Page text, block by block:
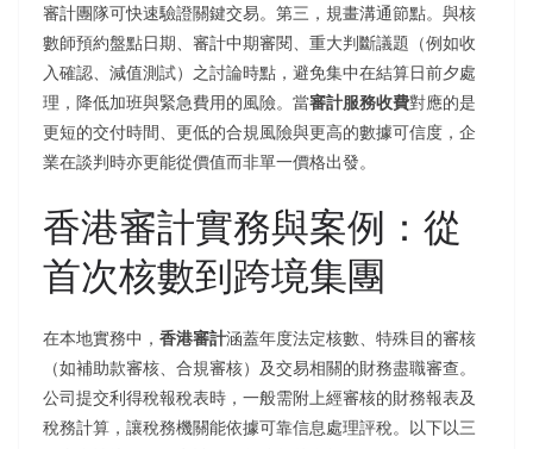
審計團隊可快速驗證關鍵交易。第三，規畫溝通節點。與核
數師預約盤點日期、審計中期審閱、重大判斷議題（例如收
入確認、減值測試）之討論時點，避免集中在結算日前夕處
理，降低加班與緊急費用的風險。當審計服務收費對應的是
更短的交付時間、更低的合規風險與更高的數據可信度，企
業在談判時亦更能從價值而非單一價格出發。
香港審計實務與案例：從
首次核數到跨境集團
在本地實務中， 香港審計涵蓋年度法定核數、特殊目的審核
（如補助款審核、合規審核）及交易相關的財務盡職審查。
公司提交利得稅報稅表時，一般需附上經審核的財務報表及
稅務計算，讓稅務機關能依據可靠信息處理評稅。以下以三